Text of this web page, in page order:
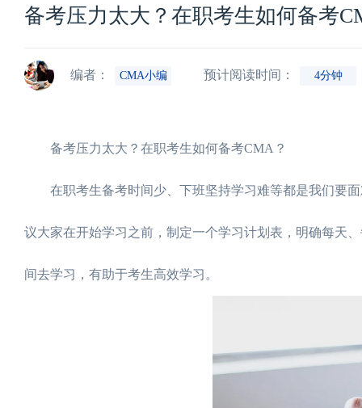
备考压力太大？在职考生如何备考
编者： CMA小编 预计阅读时间： 4分钟
备考压力太大？在职考生如何备考CMA？
在职考生备考时间少、下班坚持学习难等都是我们要面
议大家在开始学习之前，制定一个学习计划表，明确每天
间去学习，有助于考生高效学习。